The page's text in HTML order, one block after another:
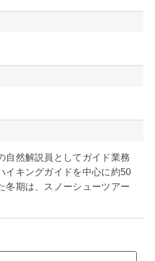
自然解説員としてガイド業務
イキングガイドを中心に約50
冬期は、スノーシューツアー